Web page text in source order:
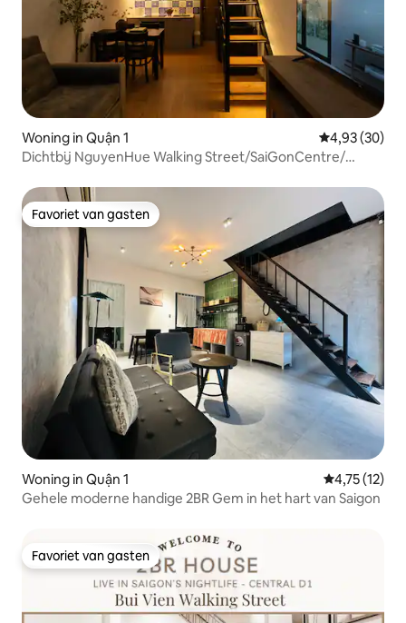
Woning in Quận 1 Gemiddelde
4,93 (30)
Dichtbij NguyenHue Walking Street/SaiGonCentre/
Favoriet van gasten
Favoriet van gasten
Woning in Quận 1 Gemiddelde
4,75 (12)
Gehele moderne handige 2BR Gem in het hart van Saigon
Favoriet van gasten
Favoriet van gasten